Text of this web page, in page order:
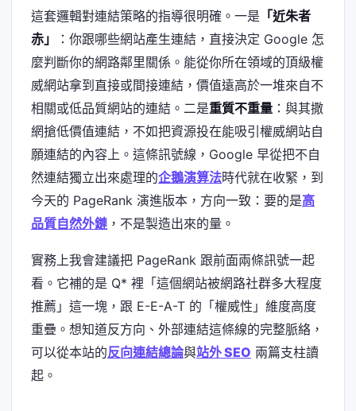
這套邏輯對連結策略的指導很明確。一是 「近朱者
赤」
：你跟哪些網站產生連結，直接決定 Google 怎
麼判斷你的網路鄰里關係。能從你所在領域的頂級權
威網站拿到直接或間接連結，價值遠高於一堆來自不
相關或低品質網站的連結。二是重質不重量 ：與其撒
網搶低價值連結，不如把資源投在能吸引權威網站自
願連結的內容上。這條訊號線，Google 早從把不自
然連結獨立出來處理的企鵝演算法時代就在收緊，到
今天的 PageRank 演進版本，方向一致：要的是高
品質自然外鏈 ，不是製造出來的量。
實務上我會建議把 PageRank 跟前面兩條訊號一起
看。它補的是 Q* 裡「這個網站被網路社群多大程度
推薦」這一塊，跟 E-E-A-T 的「權威性」維度高度
重疊。想知道反方向、外部連結這條線的完整脈絡，
可以從本站的反向連結總論與站外 SEO 兩篇支柱讀
起。